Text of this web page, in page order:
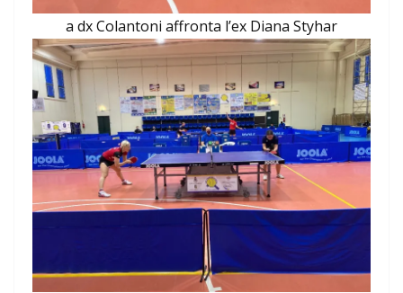
a dx Colantoni affronta l’ex Diana Styhar